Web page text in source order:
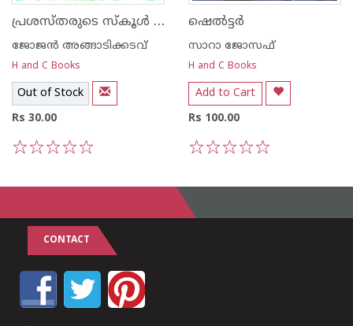
പ്രശസ്തരുടെ സ്കൂള്‍ കഥകള്‍
ജോജന്‍ അങ്ങാടിക്കടവ്
H and C Books
Out of Stock
Rs 30.00
ഷെല്‍ട്ടര്‍
സാറാ ജോസഫ്
H and C Books
Add to Cart
Rs 100.00
CONTACT